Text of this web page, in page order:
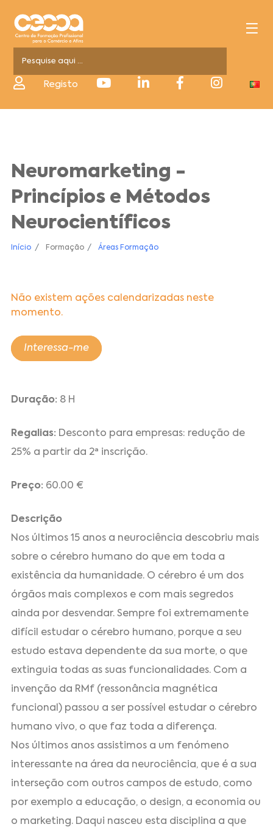
Registo
Neuromarketing -
Princípios e Métodos
Neurocientíficos
Início Formação Áreas Formação
Não existem ações calendarizadas neste
momento.
Interessa-me
Duração: 8 H
Regalias: Desconto para empresas: redução de
25% a partir da 2ª inscrição.
Preço: 60.00 €
Descrição
Nos últimos 15 anos a neurociência descobriu mais
sobre o cérebro humano do que em toda a
existência da humanidade. O cérebro é um dos
órgãos mais complexos e com mais segredos
ainda por desvendar. Sempre foi extremamente
difícil estudar o cérebro humano, porque a seu
estudo estava dependente da sua morte, o que
extinguia todas as suas funcionalidades. Com a
invenção da RMf (ressonância magnética
funcional) passou a ser possível estudar o cérebro
humano vivo, o que faz toda a diferença.
Nos últimos anos assistimos a um fenómeno
interessante na área da neurociência, que é a sua
interseção com outros campos de estudo, como
por exemplo a educação, o design, a economia ou
o marketing. Daqui nasceu esta disciplina a que